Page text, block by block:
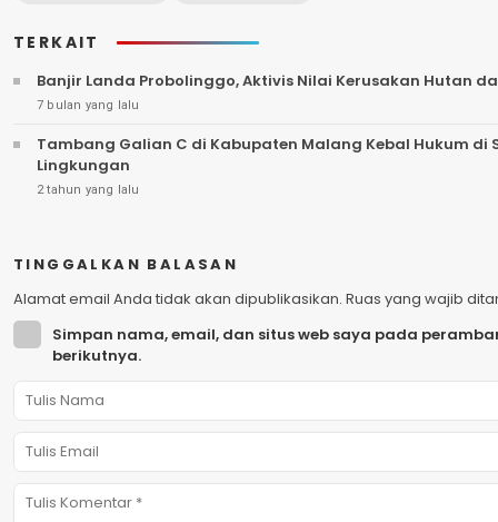
TERKAIT
Banjir Landa Probolinggo, Aktivis Nilai Kerusakan Hutan
7 bulan yang lalu
Tambang Galian C di Kabupaten Malang Kebal Hukum di
Lingkungan
2 tahun yang lalu
TINGGALKAN BALASAN
Alamat email Anda tidak akan dipublikasikan. Ruas yang wajib
Simpan nama, email, dan situs web saya pada
berikutnya.